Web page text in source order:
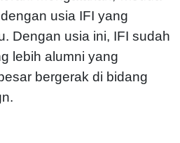
usia IFI yang
Dengan usia ini, IFI sudah
lebih alumni yang
bergerak di bidang